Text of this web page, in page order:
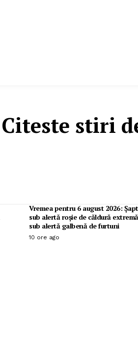
Citeste stiri
Vremea pentru 6 august 2026:
sub alertă roșie de căldură
sub alertă galbenă de furtuni
10 ore ago